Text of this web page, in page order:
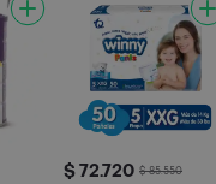
$ 72.720 $ 85.550